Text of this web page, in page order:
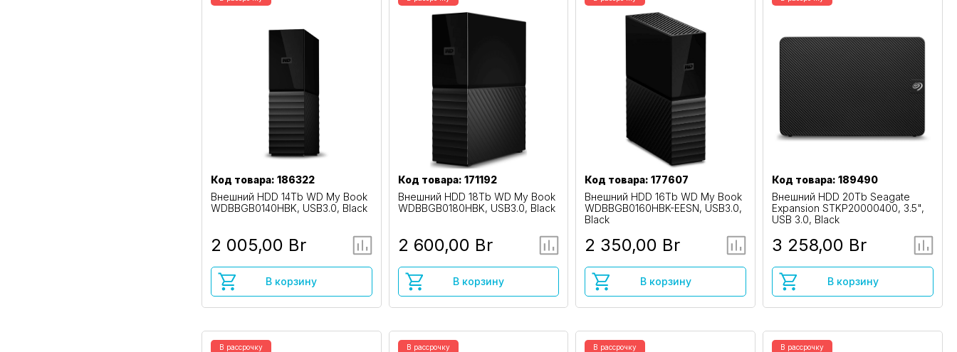
Код товара: 186322
Внешний HDD 14Tb WD My Book
WDBBGB0140HBK, USB3.0, Black
2 005,00 Br
В корзину
Код товара: 171192
Внешний HDD 18Tb WD My Book
WDBBGB0180HBK, USB3.0, Black
2 600,00 Br
В корзину
Код товара: 177607
Внешний HDD 16Tb WD My Book
WDBBGB0160HBK-EESN, USB3.0,
Black
2 350,00 Br
В корзину
Код товара: 189490
Внешний HDD 20Tb Seagate
Expansion STKP20000400, 3.5",
USB 3.0, Black
3 258,00 Br
В корзину
В рассрочку В рассрочку В рассрочку В рассрочку